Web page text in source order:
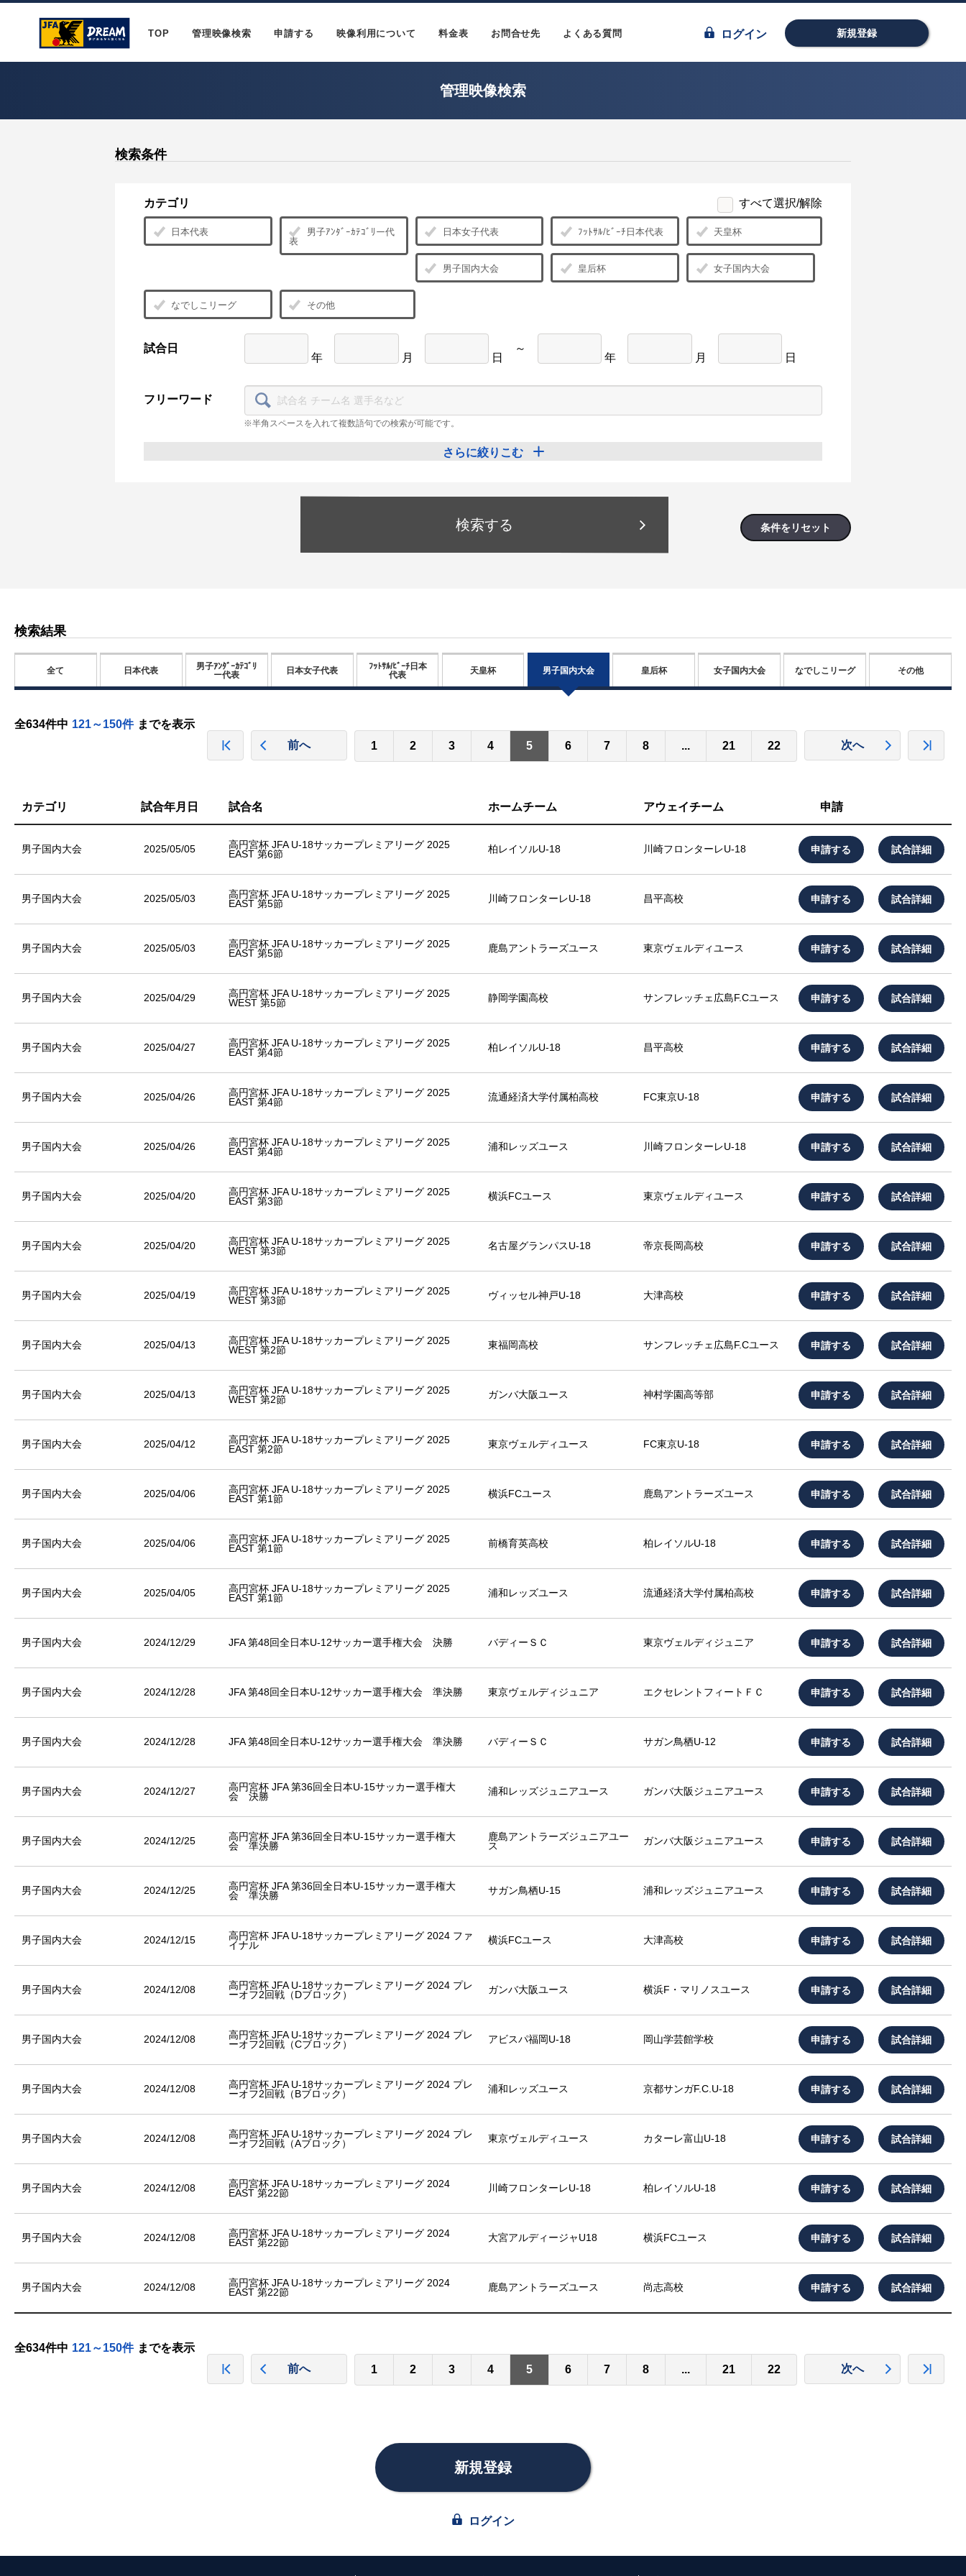
TOP 管理映像検索 申請する 映像利用について 料金表 お問合せ先 よくある質問 ログイン 新規登録
管理映像検索
検索条件
カテゴリ すべて選択/解除
日本代表
男子ｱﾝﾀﾞｰｶﾃｺﾞﾘー代
表
日本女子代表 ﾌｯﾄｻﾙ/ﾋﾞｰﾁ日本代表 天皇杯
男子国内大会 皇后杯 女子国内大会
なでしこリーグ その他
試合日
年 月 日
～
年 月 日
フリーワード
※半角スペースを入れて複数語句での検索が可能です。
さらに絞りこむ
検索する 条件をリセット
検索結果
全て 日本代表
男子ｱﾝﾀﾞｰｶﾃｺﾞﾘ
ー代表
日本女子代表
ﾌｯﾄｻﾙ/ﾋﾞｰﾁ日本
代表
天皇杯 男子国内大会 皇后杯 女子国内大会 なでしこリーグ その他
全634件中 121～150件 までを表示
前へ
1 2 3 4 5 6 7 8 ... 21 22 次へ
カテゴリ 試合年月日 試合名 ホームチーム アウェイチーム 申請
男子国内大会 2025/05/05
高円宮杯 JFA U-18サッカープレミアリーグ 2025
EAST 第6節
柏レイソルU-18 川崎フロンターレU-18 申請する 試合詳細
男子国内大会 2025/05/03
高円宮杯 JFA U-18サッカープレミアリーグ 2025
EAST 第5節
川崎フロンターレU-18 昌平高校 申請する 試合詳細
男子国内大会 2025/05/03
高円宮杯 JFA U-18サッカープレミアリーグ 2025
EAST 第5節
鹿島アントラーズユース 東京ヴェルディユース 申請する 試合詳細
男子国内大会 2025/04/29
高円宮杯 JFA U-18サッカープレミアリーグ 2025
WEST 第5節
静岡学園高校 サンフレッチェ広島F.Cユース 申請する 試合詳細
男子国内大会 2025/04/27
高円宮杯 JFA U-18サッカープレミアリーグ 2025
EAST 第4節
柏レイソルU-18 昌平高校 申請する 試合詳細
男子国内大会 2025/04/26
高円宮杯 JFA U-18サッカープレミアリーグ 2025
EAST 第4節
流通経済大学付属柏高校 FC東京U-18 申請する 試合詳細
男子国内大会 2025/04/26
高円宮杯 JFA U-18サッカープレミアリーグ 2025
EAST 第4節
浦和レッズユース 川崎フロンターレU-18 申請する 試合詳細
男子国内大会 2025/04/20
高円宮杯 JFA U-18サッカープレミアリーグ 2025
EAST 第3節
横浜FCユース 東京ヴェルディユース 申請する 試合詳細
男子国内大会 2025/04/20
高円宮杯 JFA U-18サッカープレミアリーグ 2025
WEST 第3節
名古屋グランパスU-18 帝京長岡高校 申請する 試合詳細
男子国内大会 2025/04/19
高円宮杯 JFA U-18サッカープレミアリーグ 2025
WEST 第3節
ヴィッセル神戸U-18 大津高校 申請する 試合詳細
男子国内大会 2025/04/13
高円宮杯 JFA U-18サッカープレミアリーグ 2025
WEST 第2節
東福岡高校 サンフレッチェ広島F.Cユース 申請する 試合詳細
男子国内大会 2025/04/13
高円宮杯 JFA U-18サッカープレミアリーグ 2025
WEST 第2節
ガンバ大阪ユース 神村学園高等部 申請する 試合詳細
男子国内大会 2025/04/12
高円宮杯 JFA U-18サッカープレミアリーグ 2025
EAST 第2節
東京ヴェルディユース FC東京U-18 申請する 試合詳細
男子国内大会 2025/04/06
高円宮杯 JFA U-18サッカープレミアリーグ 2025
EAST 第1節
横浜FCユース 鹿島アントラーズユース 申請する 試合詳細
男子国内大会 2025/04/06
高円宮杯 JFA U-18サッカープレミアリーグ 2025
EAST 第1節
前橋育英高校 柏レイソルU-18 申請する 試合詳細
男子国内大会 2025/04/05
高円宮杯 JFA U-18サッカープレミアリーグ 2025
EAST 第1節
浦和レッズユース 流通経済大学付属柏高校 申請する 試合詳細
男子国内大会 2024/12/29 JFA 第48回全日本U-12サッカー選手権大会 決勝 バディーＳＣ 東京ヴェルディジュニア 申請する 試合詳細
男子国内大会 2024/12/28 JFA 第48回全日本U-12サッカー選手権大会 準決勝 東京ヴェルディジュニア エクセレントフィートＦＣ 申請する 試合詳細
男子国内大会 2024/12/28 JFA 第48回全日本U-12サッカー選手権大会 準決勝 バディーＳＣ サガン鳥栖U-12 申請する 試合詳細
男子国内大会 2024/12/27
高円宮杯 JFA 第36回全日本U-15サッカー選手権大
会 決勝
浦和レッズジュニアユース ガンバ大阪ジュニアユース 申請する 試合詳細
男子国内大会 2024/12/25
高円宮杯 JFA 第36回全日本U-15サッカー選手権大
会 準決勝
鹿島アントラーズジュニアユー
ス
ガンバ大阪ジュニアユース 申請する 試合詳細
男子国内大会 2024/12/25
高円宮杯 JFA 第36回全日本U-15サッカー選手権大
会 準決勝
サガン鳥栖U-15 浦和レッズジュニアユース 申請する 試合詳細
男子国内大会 2024/12/15
高円宮杯 JFA U-18サッカープレミアリーグ 2024 ファ
イナル
横浜FCユース 大津高校 申請する 試合詳細
男子国内大会 2024/12/08
高円宮杯 JFA U-18サッカープレミアリーグ 2024 プレ
ーオフ2回戦（Dブロック）
ガンバ大阪ユース 横浜F・マリノスユース 申請する 試合詳細
男子国内大会 2024/12/08
高円宮杯 JFA U-18サッカープレミアリーグ 2024 プレ
ーオフ2回戦（Cブロック）
アビスパ福岡U-18 岡山学芸館学校 申請する 試合詳細
男子国内大会 2024/12/08
高円宮杯 JFA U-18サッカープレミアリーグ 2024 プレ
ーオフ2回戦（Bブロック）
浦和レッズユース 京都サンガF.C.U-18 申請する 試合詳細
男子国内大会 2024/12/08
高円宮杯 JFA U-18サッカープレミアリーグ 2024 プレ
ーオフ2回戦（Aブロック）
東京ヴェルディユース カターレ富山U-18 申請する 試合詳細
男子国内大会 2024/12/08
高円宮杯 JFA U-18サッカープレミアリーグ 2024
EAST 第22節
川崎フロンターレU-18 柏レイソルU-18 申請する 試合詳細
男子国内大会 2024/12/08
高円宮杯 JFA U-18サッカープレミアリーグ 2024
EAST 第22節
大宮アルディージャU18 横浜FCユース 申請する 試合詳細
男子国内大会 2024/12/08
高円宮杯 JFA U-18サッカープレミアリーグ 2024
EAST 第22節
鹿島アントラーズユース 尚志高校 申請する 試合詳細
全634件中 121～150件 までを表示
前へ
1 2 3 4 5 6 7 8 ... 21 22 次へ
新規登録
ログイン